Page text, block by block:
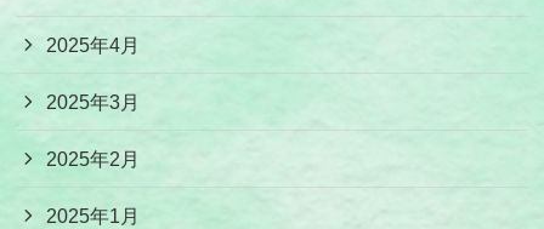
2025年4月
2025年3月
2025年2月
2025年1月